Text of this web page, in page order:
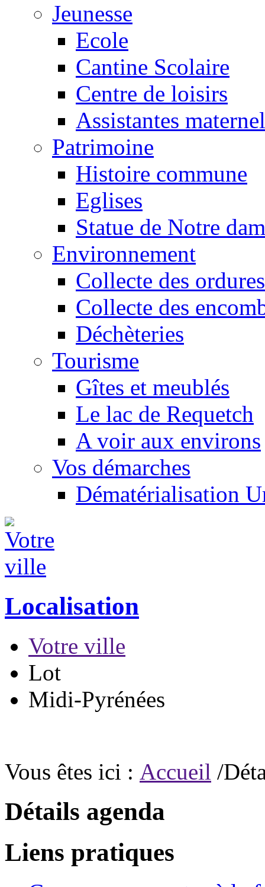
Jeunesse
Ecole
Cantine Scolaire
Centre de loisirs
Assistantes
Patrimoine
Histoire commune
Eglises
Statue de Notre
Environnement
Collecte des ordures
Collecte des
Déchèteries
Tourisme
Gîtes et meublés
Le lac de Requetch
A voir aux environs
Vos démarches
Dématérialisation
Localisation
Votre ville
Lot
Midi-Pyrénées
Vous êtes ici : Accueil /
Détails agenda
Liens pratiques